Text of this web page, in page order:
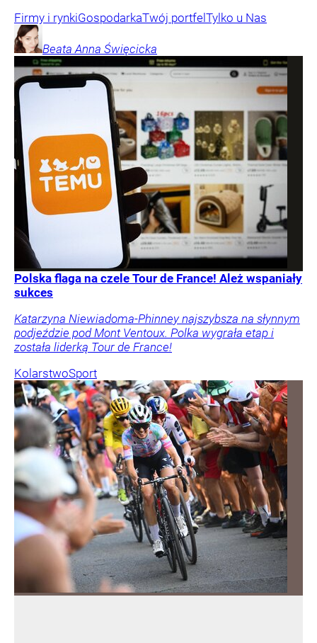
Firmy i rynkiGospodarkaTwój portfel Tylko u Nas
Beata Anna Święcicka
Polska flaga na czele Tour de France! Ależ wspaniały
sukces
Katarzyna Niewiadoma-Phinney najszybsza na słynnym
podjeździe pod Mont Ventoux. Polka wygrała etap i
została liderką Tour de France!
KolarstwoSport